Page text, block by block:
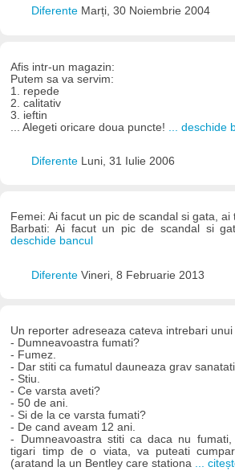
Diferente Marți, 30 Noiembrie 2004
Afis intr-un magazin:
Putem sa va servim:
1. repede
2. calitativ
3. ieftin
... Alegeti oricare doua puncte!
... deschide
Diferente Luni, 31 Iulie 2006
Femei: Ai facut un pic de scandal si gata, ai
Barbati: Ai facut un pic de scandal si
deschide bancul
Diferente Vineri, 8 Februarie 2013
Un reporter adreseaza cateva intrebari
- Dumneavoastra fumati?
- Fumez.
- Dar stiti ca fumatul dauneaza grav
- Stiu.
- Ce varsta aveti?
- 50 de ani.
- Si de la ce varsta fumati?
- De cand aveam 12 ani.
- Dumneavoastra stiti ca daca nu
tigari timp de o viata, va puteati
(aratand la un Bentley care stationa ...